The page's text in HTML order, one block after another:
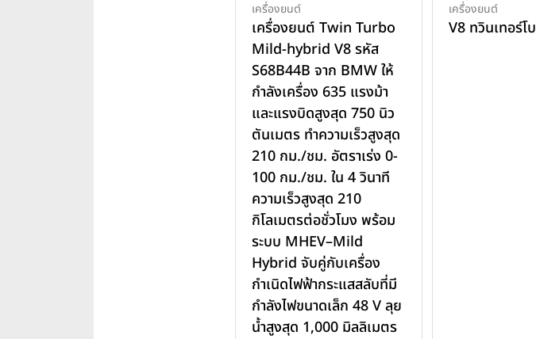
เครื่องยนต์
เครื่องยนต์ Twin Turbo
Mild-hybrid V8 รหัส
S68B44B จาก BMW ให้
กำลังเครื่อง 635 แรงม้า
และแรงบิดสูงสุด 750 นิว
ตันเมตร ทำความเร็วสูงสุด
210 กม./ชม. อัตราเร่ง 0-
100 กม./ชม. ใน 4 วินาที
ความเร็วสูงสุด 210
กิโลเมตรต่อชั่วโมง พร้อม
ระบบ MHEV–Mild
Hybrid จับคู่กับเครื่อง
กำเนิดไฟฟ้ากระแสสลับที่มี
กำลังไฟขนาดเล็ก 48 V ลุย
น้ำสูงสุด 1,000 มิลลิเมตร
เครื่องยนต์
V8 ทวินเทอร์โบ